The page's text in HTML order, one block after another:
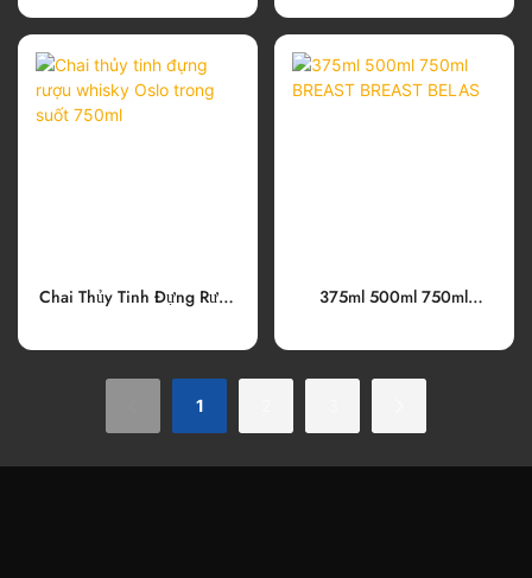
750ml
Chai Thủy Tinh Đựng Rượu
750ml
375ml 500ml 750ml
1